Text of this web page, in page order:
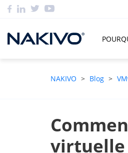
NAKIVO > Blog >
virtuelle